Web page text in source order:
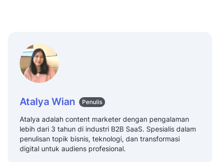
Atalya Wian Penulis
Atalya adalah content marketer dengan pengalaman
lebih dari 3 tahun di industri B2B SaaS. Spesialis dalam
penulisan topik bisnis, teknologi, dan transformasi
digital untuk audiens profesional.